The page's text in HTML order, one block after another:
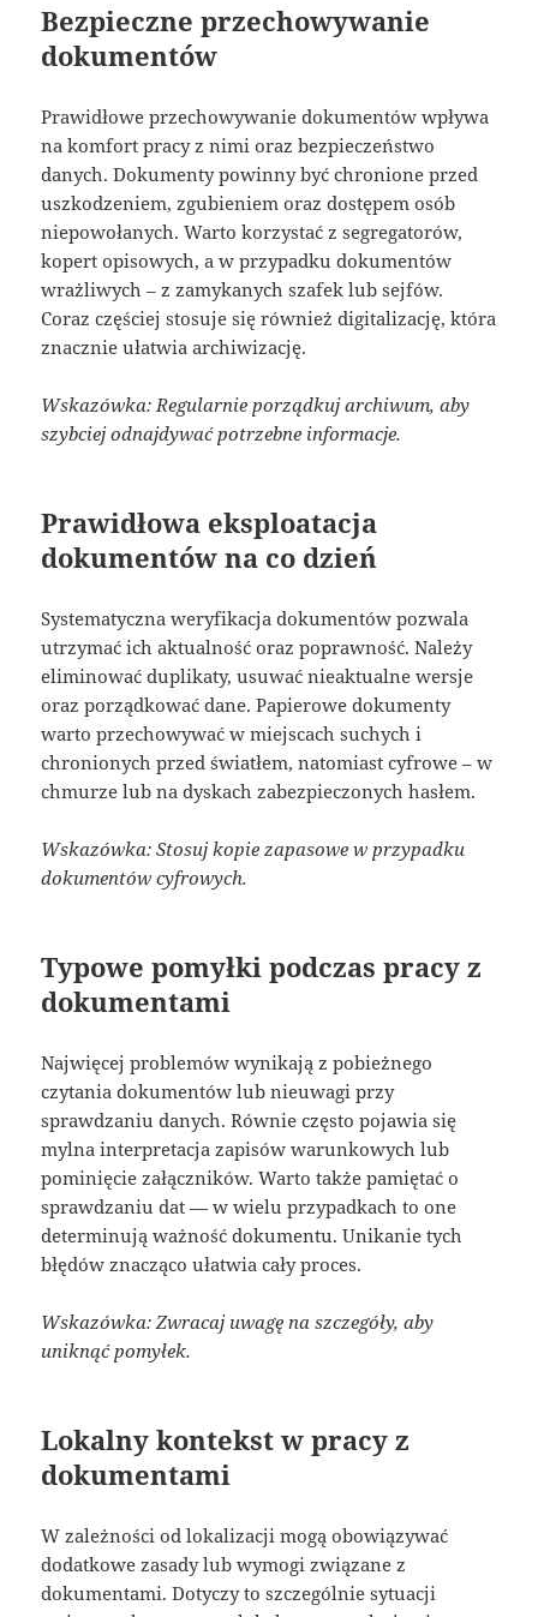
Bezpieczne przechowywanie
dokumentów
Prawidłowe przechowywanie dokumentów wpływa
na komfort pracy z nimi oraz bezpieczeństwo
danych. Dokumenty powinny być chronione przed
uszkodzeniem, zgubieniem oraz dostępem osób
niepowołanych. Warto korzystać z segregatorów,
kopert opisowych, a w przypadku dokumentów
wrażliwych – z zamykanych szafek lub sejfów.
Coraz częściej stosuje się również digitalizację, która
znacznie ułatwia archiwizację.
Wskazówka: Regularnie porządkuj archiwum, aby
szybciej odnajdywać potrzebne informacje.
Prawidłowa eksploatacja
dokumentów na co dzień
Systematyczna weryfikacja dokumentów pozwala
utrzymać ich aktualność oraz poprawność. Należy
eliminować duplikaty, usuwać nieaktualne wersje
oraz porządkować dane. Papierowe dokumenty
warto przechowywać w miejscach suchych i
chronionych przed światłem, natomiast cyfrowe – w
chmurze lub na dyskach zabezpieczonych hasłem.
Wskazówka: Stosuj kopie zapasowe w przypadku
dokumentów cyfrowych.
Typowe pomyłki podczas pracy z
dokumentami
Najwięcej problemów wynikają z pobieżnego
czytania dokumentów lub nieuwagi przy
sprawdzaniu danych. Równie często pojawia się
mylna interpretacja zapisów warunkowych lub
pominięcie załączników. Warto także pamiętać o
sprawdzaniu dat — w wielu przypadkach to one
determinują ważność dokumentu. Unikanie tych
błędów znacząco ułatwia cały proces.
Wskazówka: Zwracaj uwagę na szczegóły, aby
uniknąć pomyłek.
Lokalny kontekst w pracy z
dokumentami
W zależności od lokalizacji mogą obowiązywać
dodatkowe zasady lub wymogi związane z
dokumentami. Dotyczy to szczególnie sytuacji